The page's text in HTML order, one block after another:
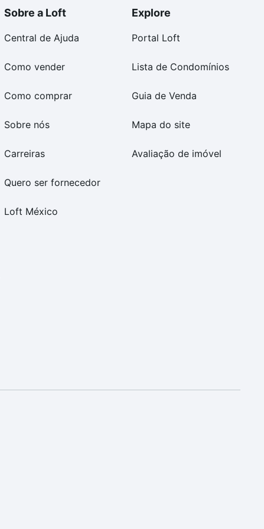
Sobre a Loft
Central de Ajuda
Como vender
Como comprar
Sobre nós
Carreiras
Quero ser fornecedor
Loft México
Explore
Portal Loft
Lista de Condomínios
Guia de Venda
Mapa do site
Avaliação de imóvel